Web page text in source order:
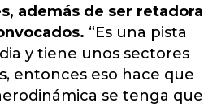
además de ser retadora
“Es una pista
y tiene unos sectores
entonces eso hace que
se tenga que